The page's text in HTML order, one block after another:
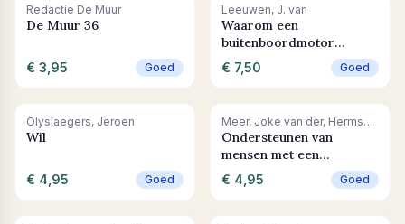
+ In winkelwagen
Redactie De Muur
De Muur 36
€ 3,95 Goed
+ In winkelwagen
Leeuwen, J. van
Waarom een
buitenboordmotor
eenzaam is
€ 7,50 Goed
Leestip+ In winkelwagen
Olyslaegers, Jeroen
Wil
€ 4,95 Goed
+ In winkelwagen Meer, Joke van der, Hermsen, Pieter, Keukens, Rob
Ondersteunen van
mensen met een
verstandelijke beperking
/ praktijkleerboek voor
€ 4,95 Goed